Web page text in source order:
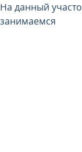
На данный
занимаемся